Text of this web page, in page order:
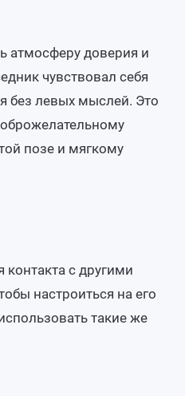
атмосферу доверия и
чувствовал себя
без левых мыслей. Это
позе и мягкому
контакта с другими
настроиться на его
такие же